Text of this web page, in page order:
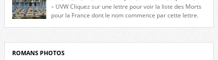
l’Hôtel de Ville, du lycée du Dauphiné et du lycée Triboulet, […]
– UVW Cliquez sur une lettre pour voir la liste des Morts
pour la France dont le nom commence par cette lettre.
ROMANS PHOTOS